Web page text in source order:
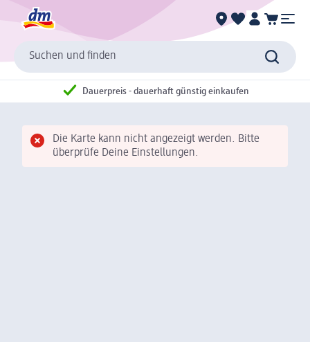
Suchen und finden
Dauerpreis - dauerhaft günstig einkaufen
Die Karte kann nicht angezeigt werden. Bitte
überprüfe Deine Einstellungen.